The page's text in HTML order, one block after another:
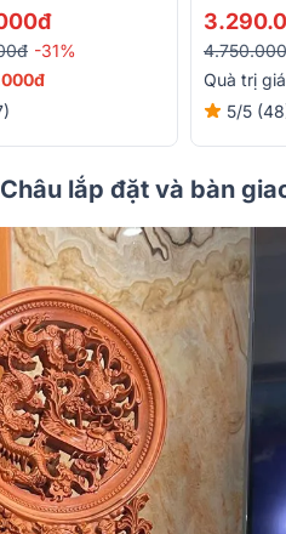
Kèm Micro
-31%
Quà trị giá
5/5
lắp đặt và bàn